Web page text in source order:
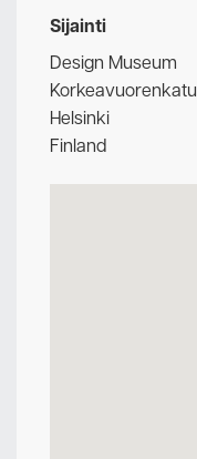
Sijainti
Design Museum
Korkeavuorenkatu
Helsinki
Finland